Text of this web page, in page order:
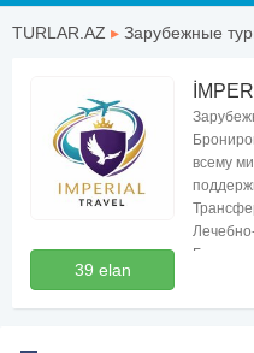
TURLAR.AZ ▸ Зарубежные
39 elan
всему